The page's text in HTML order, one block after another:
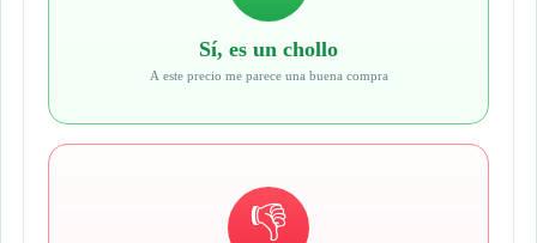
Sí, es un chollo
A este precio me parece una buena compra
👎